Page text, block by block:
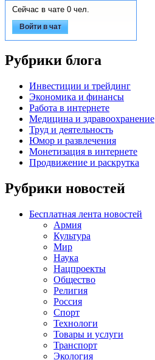
Сейчас в чате 0 чел.
Войти в чат
Рубрики блога
Инвестиции и трейдинг
Экономика и финансы
Работа в интернете
Медицина и здравоохранение
Труд и деятельность
Юмор и развлечения
Монетизация в интернете
Продвижение и раскрутка
Рубрики новостей
Бесплатная лента новостей
Армия
Культура
Мир
Наука
Нацпроекты
Общество
Религия
Россия
Спорт
Технологи
Товары и услуги
Транспорт
Экология